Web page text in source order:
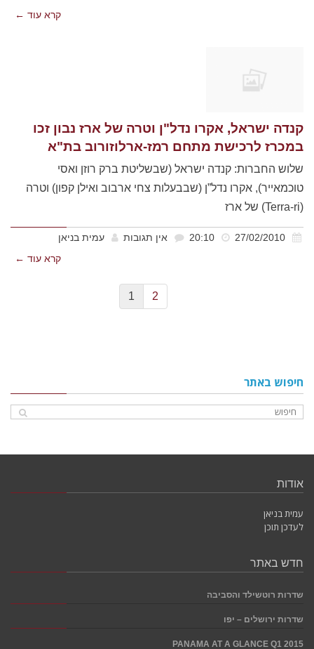
קרא עוד ←
קנדה ישראל, אקרו נדל"ן וטרה של ארז נבון זכו
במכרז לרכישת מתחם רמז-ארלוזורוב בת"א
שלוש החברות: קנדה ישראל (שבשליטת ברק רוזן ואסי
טוכמאייר), אקרו נדל”ן (שבבעלות צחי ארבוב ואילן קפון) וטרה
(Terra-ri) של ארז
אין תגובות
עמית בניאן
קרא עוד ←
1 2
חיפוש באתר
אודות
עמית בניאן
לעדכן תוכן
חדש באתר
שדרות רוטשילד והסביבה
שדרות ירושלים – יפו
PANAMA AT A GLANCE Q1 2015